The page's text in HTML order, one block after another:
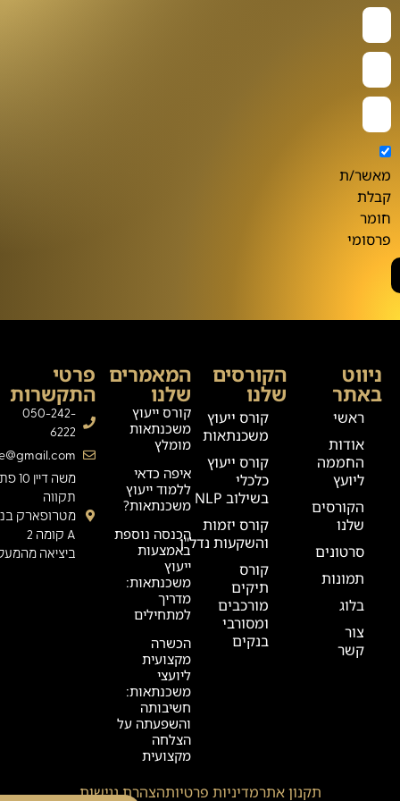
מאשר/ת
קבלת
חומר
פרסומי
הקורסים
שלנו
קורס ייעוץ
משכנתאות
קורס ייעוץ
כלכלי
בשילוב NLP
קורס יזמות
והשקעות נדל"ן
קורס
תיקים
מורכבים
ומסורבי
בנקים
המאמרים
שלנו
קורס ייעוץ
משכנתאות
מומלץ
איפה כדאי
ללמוד ייעוץ
משכנתאות?
הכנסה נוספת
באמצעות
ייעוץ
משכנתאות:
מדריך
למתחילים
הכשרה
מקצועית
ליועצי
משכנתאות:
חשיבותה
והשפעתה על
הצלחה
מקצועית
ניווט
באתר
ראשי
אודות
החממה
ליועץ
הקורסים
שלנו
סרטונים
תמונות
בלוג
צור
קשר
פרטי
התקשרות
050-242-
6222
משה
תקווה
מטרופארק
A קומה 2
ביציאה
תקנון אתרמדיניות פרטיותהצהרת נגישות